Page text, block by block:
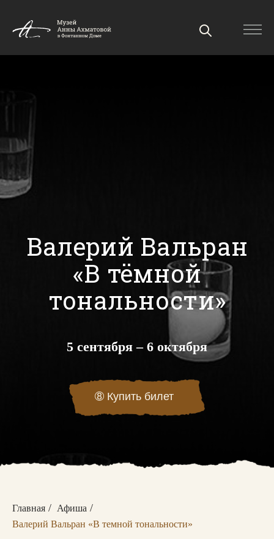
Валерий Вальран
«В тёмной
тональности»
5 сентября – 6 октября
➇Купить билет
Главная / Афиша /
Валерий Вальран «В темной тональности»